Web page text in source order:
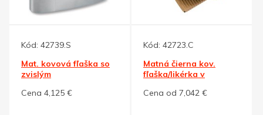
Kód: 42739.S
Mat. kovová fľaška so
zvislým
Cena 4,125 €
Kód: 42723.C
Matná čierna kov.
fľaška/likérka v
Cena od 7,042 €